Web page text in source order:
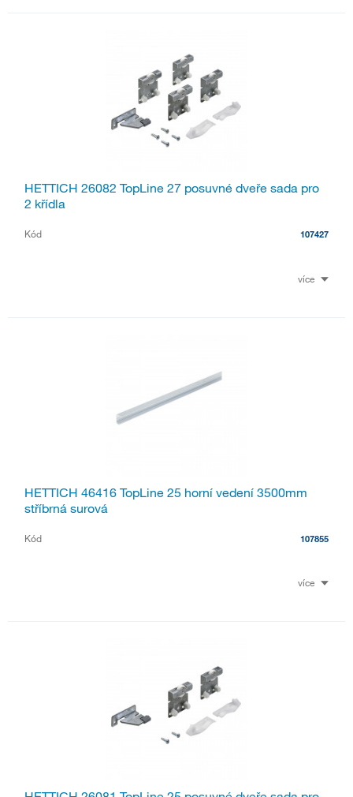
HETTICH 26082 TopLine 27 posuvné dveře sada pro
2 křídla
Kód 107427
více
HETTICH 46416 TopLine 25 horní vedení 3500mm
stříbrná surová
Kód 107855
více